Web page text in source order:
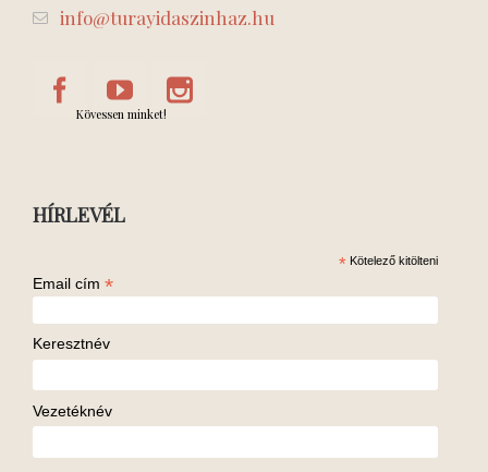
info@turayidaszinhaz.hu
Kövessen minket!
HÍRLEVÉL
* Kötelező kitölteni
Email cím *
Keresztnév
Vezetéknév